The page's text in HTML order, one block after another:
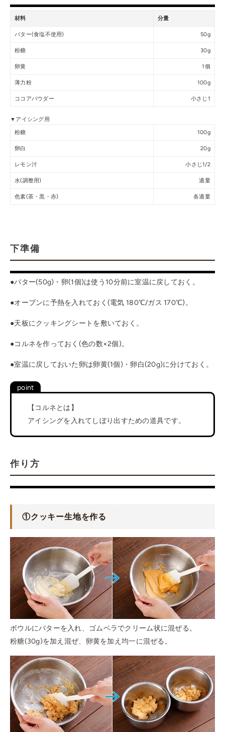
材料 分量
バター(食塩不使用) 50g
粉糖 30g
卵黄 1個
薄力粉 100g
ココアパウダー 小さじ1
▼アイシング用
粉糖
100g
卵白 20g
レモン汁 小さじ1/2
水(調整用) 適量
色素(茶・黒・赤) 各適量
下準備
●バター(50g)・卵(1個)は使う10分前に室温に戻しておく。
●オーブンに予熱を入れておく(電気 180℃/ガス 170℃)。
●天板にクッキングシートを敷いておく。
●コルネを作っておく(色の数×2個)。
●室温に戻しておいた卵は卵黄(1個)・卵白(20g)に分けておく。
【コルネとは】
アイシングを入れてしぼり出すための道具です。
作り方
①クッキー生地を作る
ボウルにバターを入れ、ゴムベラでクリーム状に混ぜる。
粉糖(30g)を加え混ぜ、卵黄を加え均一に混ぜる。